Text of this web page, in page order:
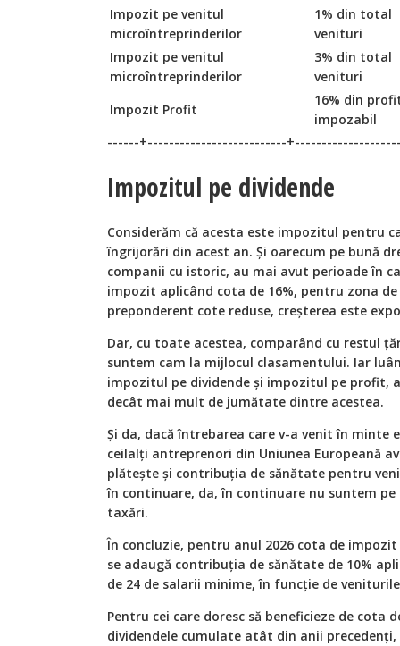
Impozit pe venitul
microîntreprinderilor
1% din total
venituri
Impozit pe venitul
microîntreprinderilor
3% din total
venituri
Impozit Profit
16% din
impozabil
------+--------------------------
Impozitul pe dividende
Considerăm că acesta este impozitul pentru
îngrijorări din acest an. Și oarecum pe bună
companii cu istoric, au mai avut perioade în
impozit aplicând cota de 16%, pentru zona
preponderent cote reduse, creșterea este
Dar, cu toate acestea, comparând cu restul
suntem cam la mijlocul clasamentului. Iar
impozitul pe dividende și impozitul pe profit,
decât mai mult de jumătate dintre acestea.
Și da, dacă întrebarea care v-a venit în minte
ceilalți antreprenori din Uniunea Europeană
plătește și contribuția de sănătate pentru
în continuare, da, în continuare nu suntem
taxări.
În concluzie, pentru anul 2026 cota de impozit
se adaugă contribuția de sănătate de 10%
de 24 de salarii minime, în funcție de
Pentru cei care doresc să beneficieze de cota
dividendele cumulate atât din anii